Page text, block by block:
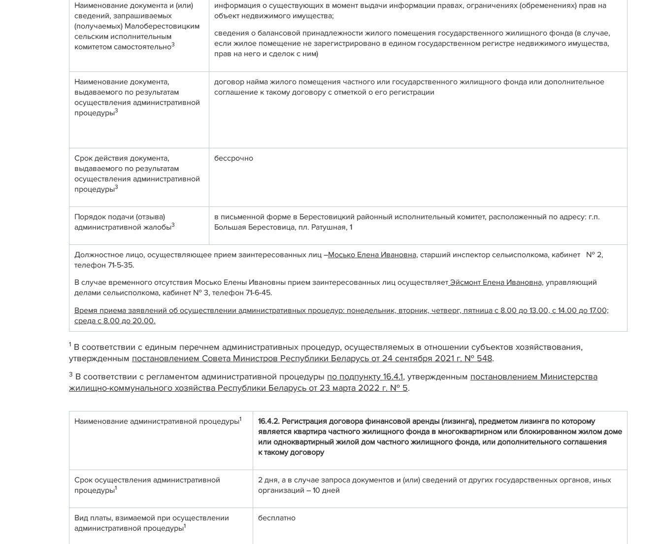
Наименование документа и (или)
сведений, запрашиваемых
(получаемых) Малоберестовицким
сельским исполнительным
комитетом самостоятельно3
информация о существующих в момент выдачи информации правах, ограничениях (обременениях) прав на
объект недвижимого имущества;
сведения о балансовой принадлежности жилого помещения государственного жилищного фонда (в случае,
если жилое помещение не зарегистрировано в едином государственном регистре недвижимого имущества,
прав на него и сделок с ним)
Наименование документа,
выдаваемого по результатам
осуществления административной
процедуры3
договор найма жилого помещения частного или государственного жилищного фонда или дополнительное
соглашение к такому договору с отметкой о его регистрации
Срок действия документа,
выдаваемого по результатам
осуществления административной
процедуры3
бессрочно
Порядок подачи (отзыва)
административной жалобы3
в письменной форме в Берестовицкий районный исполнительный комитет, расположенный по адресу: г.п.
Большая Берестовица, пл. Ратушная, 1
Должностное лицо, осуществляющее прием заинтересованных лиц –Мосько Елена Ивановна, старший инспектор сельисполкома, кабинет № 2,
телефон 71-5-35.
В случае временного отсутствия Мосько Елены Ивановны прием заинтересованных лиц осуществляет Эйсмонт Елена Ивановна, управляющий
делами сельисполкома, кабинет № 3, телефон 71-6-45.
Время приема заявлений об осуществлении административных процедур: понедельник, вторник, четверг, пятница с 8.00 до 13.00, с 14.00 до 17.00;
среда с 8.00 до 20.00.
1 В соответствии с единым перечнем административных процедур, осуществляемых в отношении субъектов хозяйствования,
утвержденным постановлением Совета Министров Республики Беларусь от 24 сентября 2021 г. № 548.
3 В соответствии с регламентом административной процедуры по подпункту 16.4.1, утвержденным постановлением Министерства
жилищно-коммунального хозяйства Республики Беларусь от 23 марта 2022 г. № 5.
Наименование административной процедуры1
16.4.2. Регистрация договора финансовой аренды (лизинга), предметом лизинга по которому
является квартира частного жилищного фонда в многоквартирном или блокированном жилом доме
или одноквартирный жилой дом частного жилищного фонда, или дополнительного соглашения
к такому договору
Срок осуществления административной
процедуры1
2 дня, а в случае запроса документов и (или) сведений от других государственных органов, иных
организаций – 10 дней
Вид платы, взимаемой при осуществлении
административной процедуры1
бесплатно